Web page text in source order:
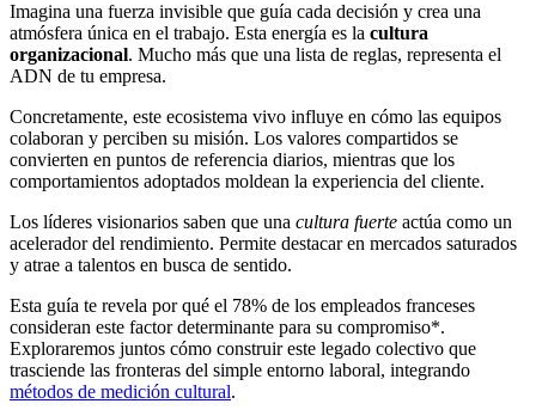
Imagina una fuerza invisible que guía cada decisión y crea una
atmósfera única en el trabajo. Esta energía es la cultura
organizacional. Mucho más que una lista de reglas, representa el
ADN de tu empresa.
Concretamente, este ecosistema vivo influye en cómo las equipos
colaboran y perciben su misión. Los valores compartidos se
convierten en puntos de referencia diarios, mientras que los
comportamientos adoptados moldean la experiencia del cliente.
Los líderes visionarios saben que una cultura fuerte actúa como un
acelerador del rendimiento. Permite destacar en mercados saturados
y atrae a talentos en busca de sentido.
Esta guía te revela por qué el 78% de los empleados franceses
consideran este factor determinante para su compromiso*.
Exploraremos juntos cómo construir este legado colectivo que
trasciende las fronteras del simple entorno laboral, integrando
métodos de medición cultural.